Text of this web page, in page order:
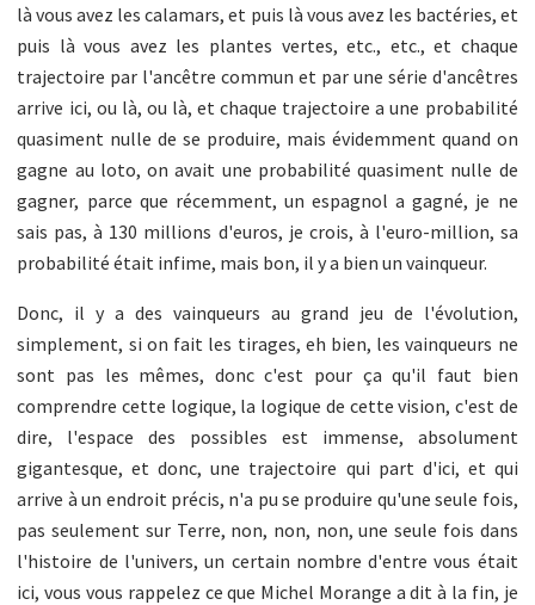
là vous avez les calamars, et puis là vous avez les bactéries, et
puis là vous avez les plantes vertes, etc., etc., et chaque
trajectoire par l'ancêtre commun et par une série d'ancêtres
arrive ici, ou là, ou là, et chaque trajectoire a une probabilité
quasiment nulle de se produire, mais évidemment quand on
gagne au loto, on avait une probabilité quasiment nulle de
gagner, parce que récemment, un espagnol a gagné, je ne
sais pas, à 130 millions d'euros, je crois, à l'euro-million, sa
probabilité était infime, mais bon, il y a bien un vainqueur.
Donc, il y a des vainqueurs au grand jeu de l'évolution,
simplement, si on fait les tirages, eh bien, les vainqueurs ne
sont pas les mêmes, donc c'est pour ça qu'il faut bien
comprendre cette logique, la logique de cette vision, c'est de
dire, l'espace des possibles est immense, absolument
gigantesque, et donc, une trajectoire qui part d'ici, et qui
arrive à un endroit précis, n'a pu se produire qu'une seule fois,
pas seulement sur Terre, non, non, non, une seule fois dans
l'histoire de l'univers, un certain nombre d'entre vous était
ici, vous vous rappelez ce que Michel Morange a dit à la fin, je